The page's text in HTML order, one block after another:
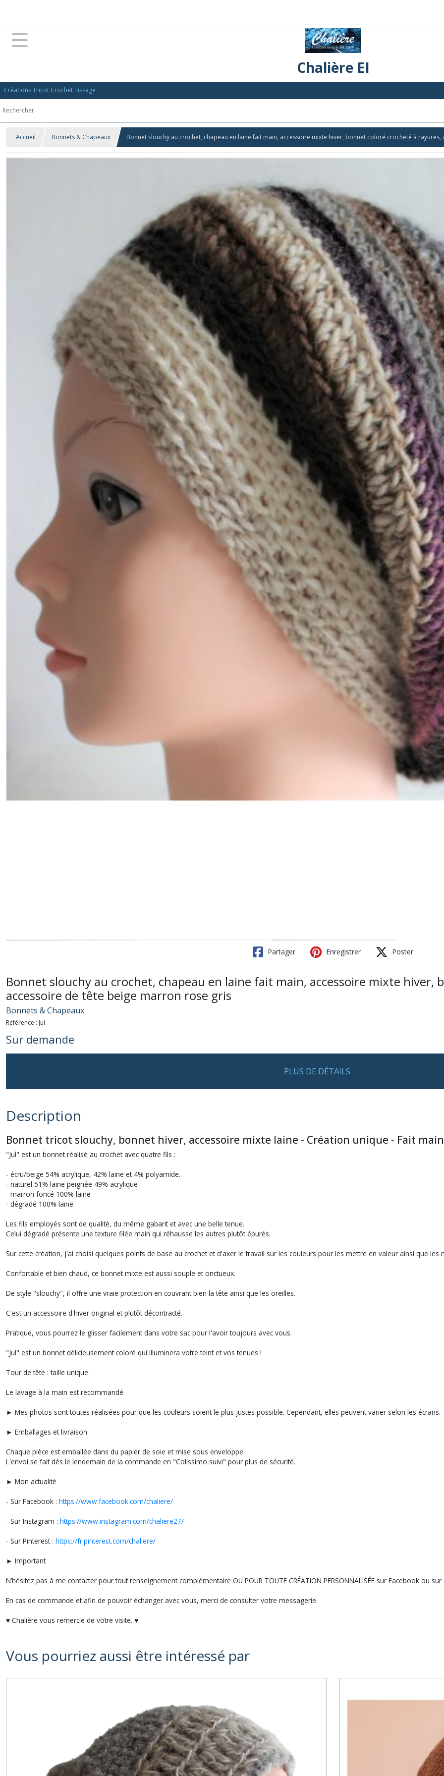
Chalière EI
Créations Tricot Crochet Tissage
Accueil Bonnets & Chapeaux Bonnet slouchy au crochet, chapeau en laine fait main, accessoire mixte hiver, bonnet coloré crocheté à
Partager Enregistrer Poster
Bonnet slouchy au crochet, chapeau en laine fait main, accessoire mixte hiver,
accessoire de tête beige marron rose gris
Bonnets & Chapeaux
Référence : Jul
Sur demande
PLUS DE DÉTAILS
Description
Bonnet tricot slouchy, bonnet hiver, accessoire mixte laine - Création unique - Fait main
"Jul" est un bonnet réalisé au crochet avec quatre fils :
- écru/beige 54% acrylique, 42% laine et 4% polyamide.
- naturel 51% laine peignée 49% acrylique
- marron foncé 100% laine
- dégradé 100% laine
Les fils employés sont de qualité, du même gabarit et avec une belle tenue.
Celui dégradé présente une texture filée main qui réhausse les autres plutôt épurés.
Sur cette création, j'ai choisi quelques points de base au crochet et d'axer le travail sur les couleurs pour les mettre en valeur ainsi que les
Confortable et bien chaud, ce bonnet mixte est aussi souple et onctueux.
De style "slouchy", il offre une vraie protection en couvrant bien la tête ainsi que les oreilles.
C'est un accessoire d'hiver original et plutôt décontracté.
Pratique, vous pourrez le glisser facilement dans votre sac pour l'avoir toujours avec vous.
"Jul" est un bonnet délicieusement coloré qui illuminera votre teint et vos tenues !
Tour de tête : taille unique.
Le lavage à la main est recommandé.
► Mes photos sont toutes réalisées pour que les couleurs soient le plus justes possible. Cependant, elles peuvent varier selon les écrans.
► Emballages et livraison
Chaque pièce est emballée dans du papier de soie et mise sous enveloppe.
L'envoi se fait dès le lendemain de la commande en "Colissimo suivi" pour plus de sécurité.
► Mon actualité
- Sur Facebook : https://www.facebook.com/chaliere/
- Sur Instagram : https://www.instagram.com/chaliere27/
- Sur Pinterest : https://fr.pinterest.com/chaliere/
► Important
N’hésitez pas à me contacter pour tout renseignement complémentaire OU POUR TOUTE CRÉATION PERSONNALISÉE sur Facebook ou
En cas de commande et afin de pouvoir échanger avec vous, merci de consulter votre messagerie.
♥ Chalière vous remercie de votre visite. ♥
Vous pourriez aussi être intéressé par